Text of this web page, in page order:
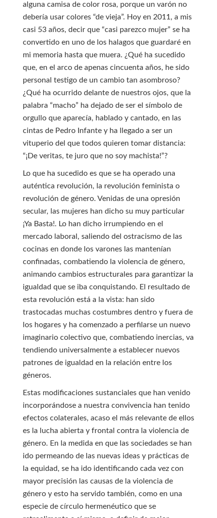
alguna camisa de color rosa, porque un varón no
debería usar colores “de vieja”. Hoy en 2011, a mis
casi 53 años, decir que “casi parezco mujer” se ha
convertido en uno de los halagos que guardaré en
mi memoria hasta que muera. ¿Qué ha sucedido
que, en el arco de apenas cincuenta años, he sido
personal testigo de un cambio tan asombroso?
¿Qué ha ocurrido delante de nuestros ojos, que la
palabra “macho” ha dejado de ser el símbolo de
orgullo que aparecía, hablado y cantado, en las
cintas de Pedro Infante y ha llegado a ser un
vituperio del que todos quieren tomar distancia:
“¡De veritas, te juro que no soy machista!”?
Lo que ha sucedido es que se ha operado una
auténtica revolución, la revolución feminista o
revolución de género. Venidas de una opresión
secular, las mujeres han dicho su muy particular
¡Ya Basta!. Lo han dicho irrumpiendo en el
mercado laboral, saliendo del ostracismo de las
cocinas en donde los varones las mantenían
confinadas, combatiendo la violencia de género,
animando cambios estructurales para garantizar la
igualdad que se iba conquistando. El resultado de
esta revolución está a la vista: han sido
trastocadas muchas costumbres dentro y fuera de
los hogares y ha comenzado a perfilarse un nuevo
imaginario colectivo que, combatiendo inercias, va
tendiendo universalmente a establecer nuevos
patrones de igualdad en la relación entre los
géneros.
Estas modificaciones sustanciales que han venido
incorporándose a nuestra convivencia han tenido
efectos colaterales, acaso el más relevante de ellos
es la lucha abierta y frontal contra la violencia de
género. En la medida en que las sociedades se han
ido permeando de las nuevas ideas y prácticas de
la equidad, se ha ido identificando cada vez con
mayor precisión las causas de la violencia de
género y esto ha servido también, como en una
especie de círculo hermenéutico que se